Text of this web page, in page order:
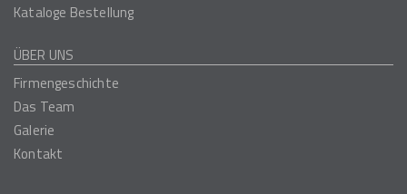
Kataloge Bestellung
ÜBER UNS
Firmengeschichte
Das Team
Galerie
Kontakt